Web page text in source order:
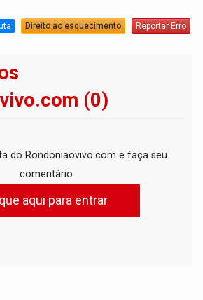
Direito ao esquecimento Reportar Erro
(0)
do Rondoniaovivo.com e faça seu
comentário
aqui para entrar